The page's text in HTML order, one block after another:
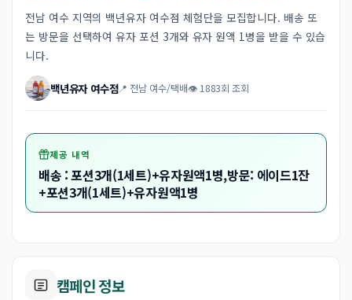
전남 여수 지역의 백년유자 여수점 체험단을 모집합니다. 배송 또
는 방문을 선택하여 유자 포션 3개와 유자 원액 1병을 받을 수 있습
니다.
백년유자 여수점📍 전남 여수/택배👁 1883회 조회
제공 내역
배송 : 포션3개(1세트)+유자원액1병,방문: 에이드1잔
+포션3개(1세트)+유자원액1병
캠페인 정보